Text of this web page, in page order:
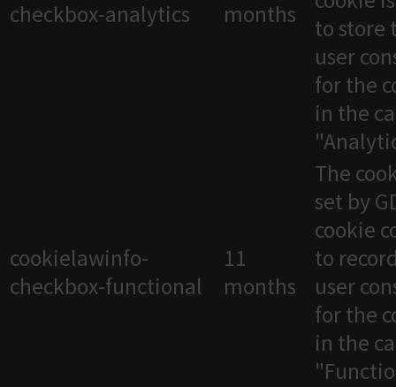
checkbox-analytics
months
to store
user
for the
in the
cookielawinfo-
checkbox-functional
11
months
The
set by
cookie
to
user
for the
in the